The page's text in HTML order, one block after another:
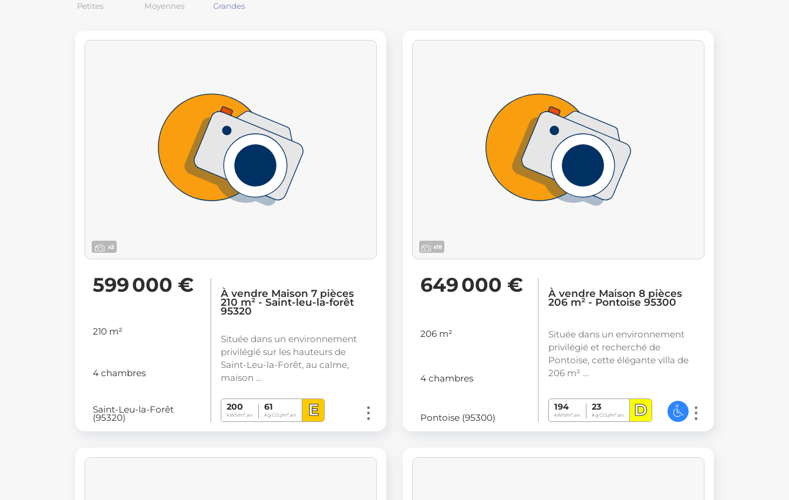
Petites Moyennes Grandes
x2
599 000 €
210 m²
4 chambres
Saint-Leu-la-Forêt
(95320)
À vendre Maison 7 pièces
210 m² - Saint-leu-la-forêt
95320
Située dans un environnement
privilégié sur les hauteurs de
Saint-Leu-la-Forêt, au calme,
maison …
200
kWh/m².an
61
Kg CO2/m².an E
x18
649 000 €
206 m²
4 chambres
Pontoise (95300)
À vendre Maison 8 pièces
206 m² - Pontoise 95300
Située dans un environnement
privilégié et recherché de
Pontoise, cette élégante villa de
206 m² …
194
kWh/m².an
23
Kg CO2/m².an D